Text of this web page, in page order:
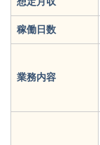
稼働日数
業務内容